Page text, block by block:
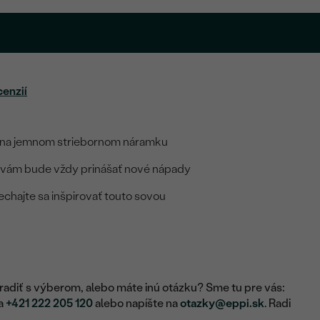
jemnom striebornom náramku
bude vždy prinášať nové nápady
sa inšpirovať touto sovou
s výberom, alebo máte inú otázku? Sme tu pre vás:
+421 222 205 120alebo napíšte naotazky@eppi.sk. Radi